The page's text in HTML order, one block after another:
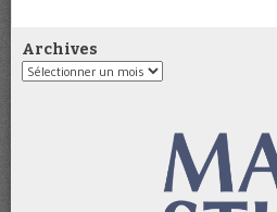
Archives
Archives